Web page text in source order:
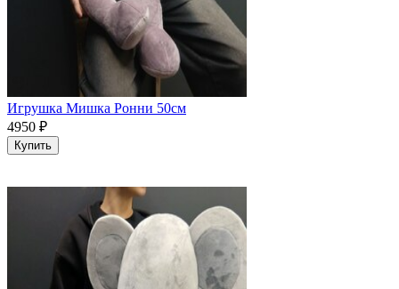
Игрушка Мишка Ронни 50см
4950 ₽
Купить